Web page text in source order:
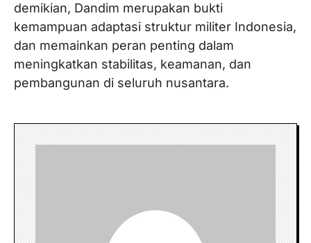
demikian, Dandim merupakan bukti
kemampuan adaptasi struktur militer Indonesia,
dan memainkan peran penting dalam
meningkatkan stabilitas, keamanan, dan
pembangunan di seluruh nusantara.